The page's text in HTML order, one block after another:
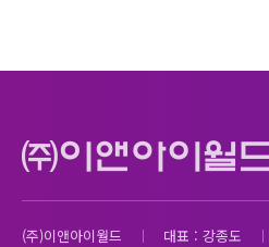
(주)이앤아이월드 대표 : 강종도